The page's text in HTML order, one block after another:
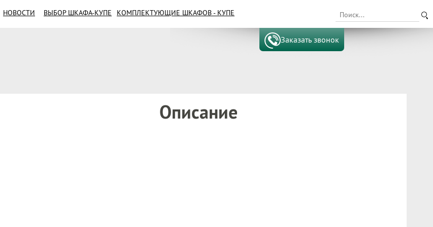
НОВОСТИ ВЫБОР ШКАФА-КУПЕ
КОМПЛЕКТУЮЩИЕ ШКАФОВ - КУПЕ
Заказать звонок
Описание